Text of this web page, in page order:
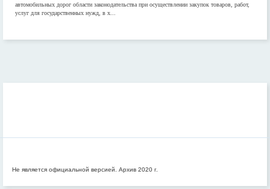
автомобильных дорог области законодательства при осуществлении закупок товаров, работ,
услуг для государственных нужд, в х...
Не является официальной версией. Архив 2020 г.